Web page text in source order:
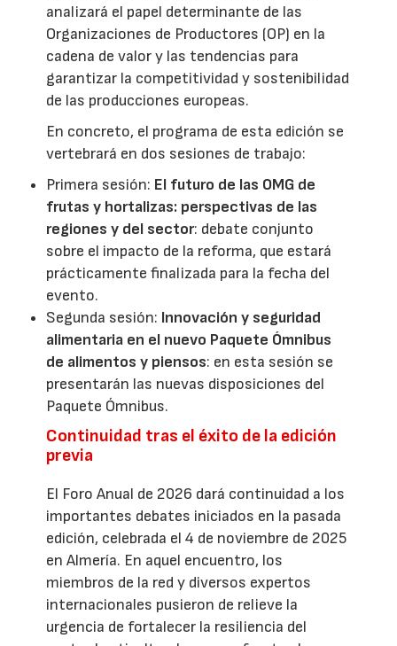
analizará el papel determinante de las
Organizaciones de Productores (OP) en la
cadena de valor y las tendencias para
garantizar la competitividad y sostenibilidad
de las producciones europeas.
En concreto, el programa de esta edición se
vertebrará en dos sesiones de trabajo:
Primera sesión: El futuro de las OMG de
frutas y hortalizas: perspectivas de las
regiones y del sector: debate conjunto
sobre el impacto de la reforma, que estará
prácticamente finalizada para la fecha del
evento.
Segunda sesión: Innovación y seguridad
alimentaria en el nuevo Paquete Ómnibus
de alimentos y piensos: en esta sesión se
presentarán las nuevas disposiciones del
Paquete Ómnibus.
Continuidad tras el éxito de la edición
previa
El Foro Anual de 2026 dará continuidad a los
importantes debates iniciados en la pasada
edición, celebrada el 4 de noviembre de 2025
en Almería. En aquel encuentro, los
miembros de la red y diversos expertos
internacionales pusieron de relieve la
urgencia de fortalecer la resiliencia del